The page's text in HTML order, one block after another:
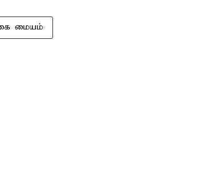
மையம்